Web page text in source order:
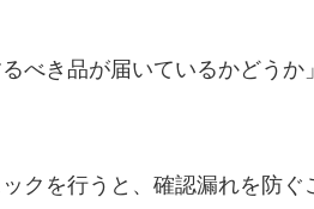
べき品が届いているかどうか」
クを行うと、確認漏れを防ぐ